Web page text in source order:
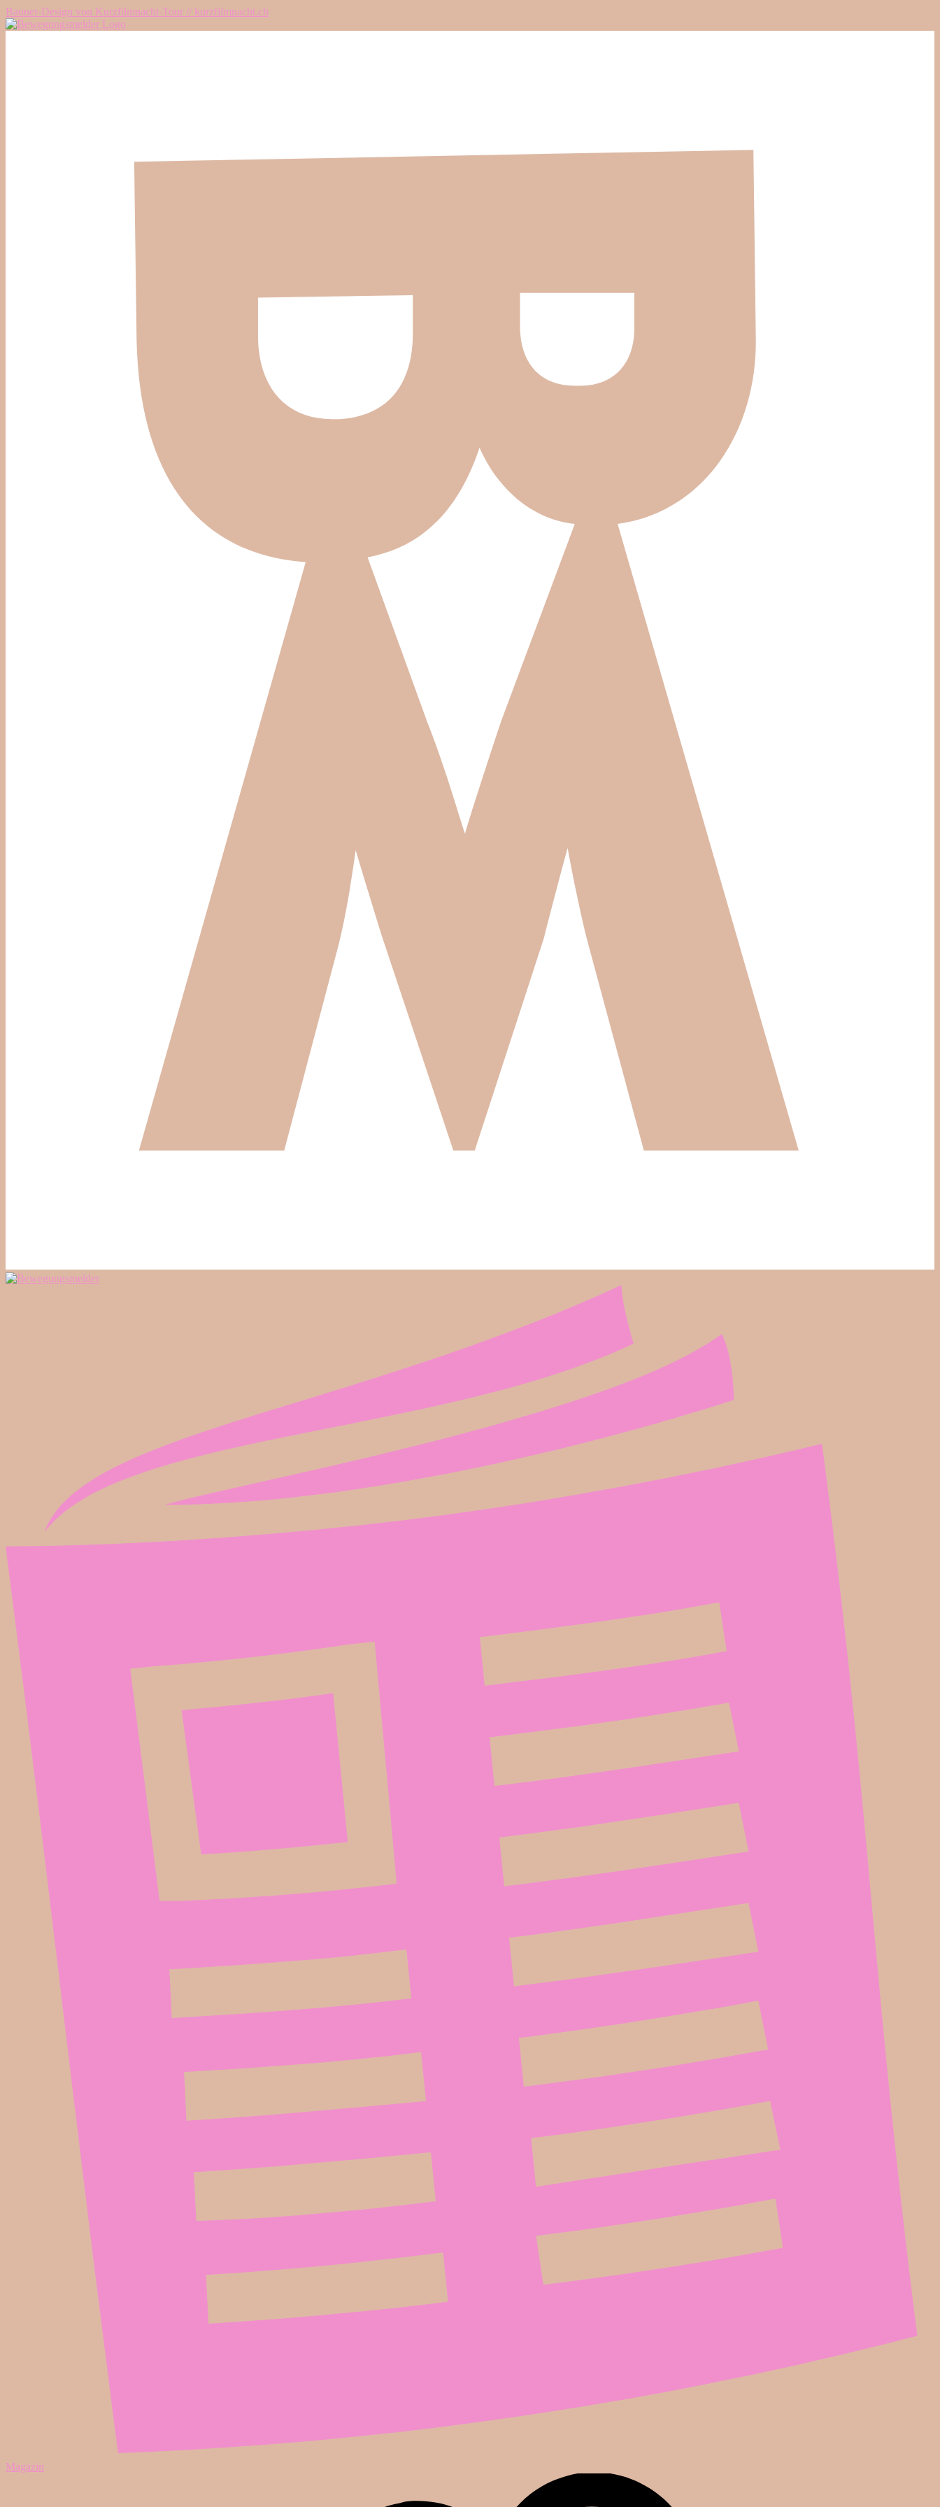
Banner-Design von Kurzfilmnacht-Tour // kurzfilmnacht.ch
Magazin